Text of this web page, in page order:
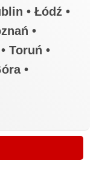
• Łódź •
•
Toruń •
•